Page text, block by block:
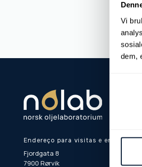
Vi
dem,
Endereço para visitas e entregas:
Fjordgata 8
7900 Rørvik